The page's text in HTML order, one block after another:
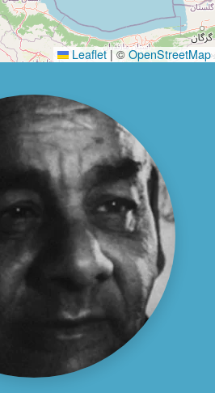
Leaflet |©OpenStreetMap